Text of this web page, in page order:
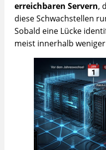
erreichbaren Servern,
diese Schwachstellen
Sobald eine Lücke
meist innerhalb